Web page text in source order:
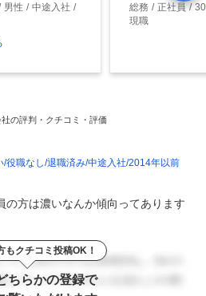
男性
中途入社
総務
正社員
現職
の評判・クチコミ・評価
役職なし 退職済み 中途入社 2014年以前
の方は濃いなんか傾向ってあります
もクチコミ投稿OK！
ちらかの登録で